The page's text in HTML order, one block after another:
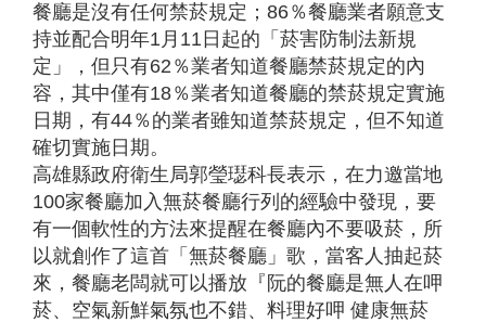
餐廳是沒有任何禁菸規定；86％餐廳業者願意支
持並配合明年1月11日起的「菸害防制法新規
定」，但只有62％業者知道餐廳禁菸規定的內
容，其中僅有18％業者知道餐廳的禁菸規定實施
日期，有44％的業者雖知道禁菸規定，但不知道
確切實施日期。
高雄縣政府衛生局郭瑩璱科長表示，在力邀當地
100家餐廳加入無菸餐廳行列的經驗中發現，要
有一個軟性的方法來提醒在餐廳內不要吸菸，所
以就創作了這首「無菸餐廳」歌，當客人抽起菸
來，餐廳老闆就可以播放『阮的餐廳是無人在呷
菸、空氣新鮮氣氛也不錯、料理好呷 健康無菸